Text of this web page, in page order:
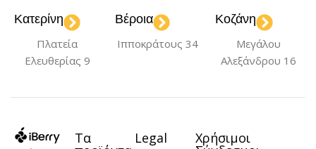
ΚΑΤΆΣΤΑΣΗ
,Σαν καινούριο
ΧΩΡΗΤΙΚΌΤΗΤΑ
ΚΑΤΆΣΤΑΣΗ
,Σαν καινούριο
ΧΩΡΗΤΙΚΌΤΗΤΑ
Κατερίνη
Πλατεία
Ελευθερίας 9
Βέροια
Ιπποκράτους 34
Κοζάνη
Μεγάλου
Αλεξάνδρου 16
Τα Legal Χρήσιμοι